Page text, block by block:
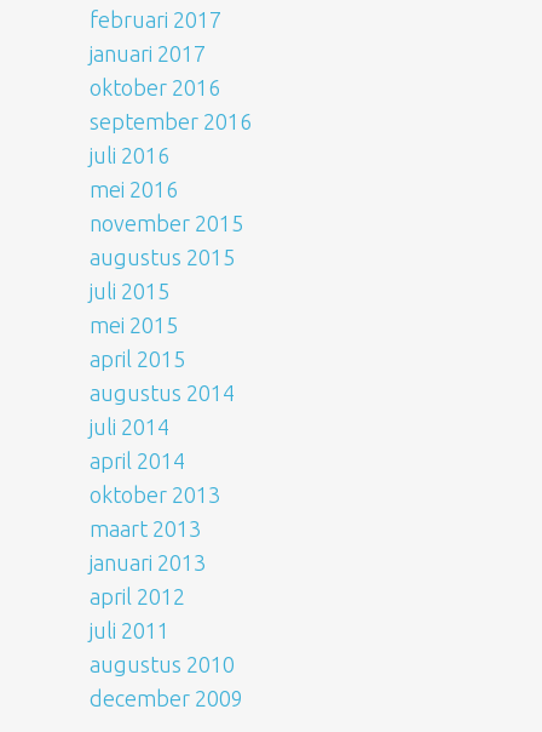
februari 2017
januari 2017
oktober 2016
september 2016
juli 2016
mei 2016
november 2015
augustus 2015
juli 2015
mei 2015
april 2015
augustus 2014
juli 2014
april 2014
oktober 2013
maart 2013
januari 2013
april 2012
juli 2011
augustus 2010
december 2009